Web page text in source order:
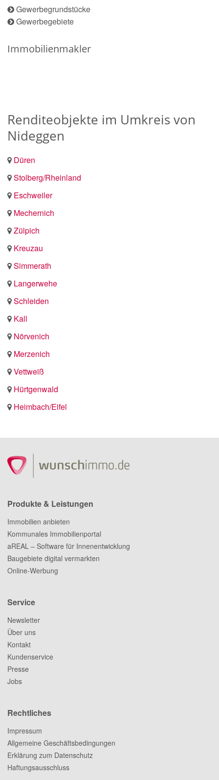
Gewerbegrundstücke
Gewerbegebiete
Immobilienmakler
Renditeobjekte im Umkreis von
Nideggen
Düren
Stolberg/Rheinland
Eschweiler
Mechernich
Zülpich
Kreuzau
Simmerath
Langerwehe
Schleiden
Kall
Nörvenich
Merzenich
Vettweiß
Hürtgenwald
Heimbach/Eifel
Produkte & Leistungen
Immobilien anbieten
Kommunales Immobilienportal
aREAL – Software für Innenentwicklung
Baugebiete digital vermarkten
Online-Werbung
Service
Newsletter
Über uns
Kontakt
Kundenservice
Presse
Jobs
Rechtliches
Impressum
Allgemeine Geschäftsbedingungen
Erklärung zum Datenschutz
Haftungsausschluss